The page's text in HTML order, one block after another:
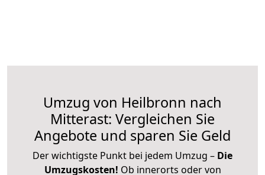
Umzug von Heilbronn nach
Mitterast: Vergleichen Sie
Angebote und sparen Sie Geld
Der wichtigste Punkt bei jedem Umzug – Die
Umzugskosten! Ob innerorts oder von